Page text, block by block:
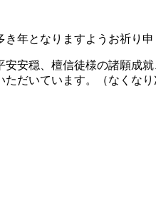
年となりますようお祈り申
安穏、檀信徒様の諸願成
だいています。（なくな